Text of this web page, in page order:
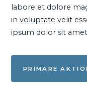
labore et dolore
in voluptate velit
ipsum dolor sit
PRIMÄRE